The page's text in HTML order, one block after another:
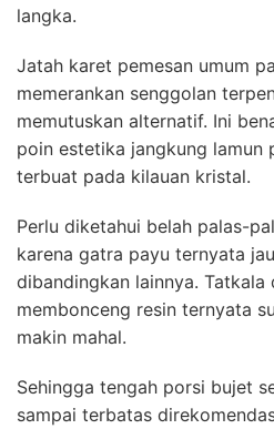
langka.
Jatah karet pemesan umum
memerankan senggolan
memutuskan alternatif. Ini
poin estetika jangkung lamun
terbuat pada kilauan kristal.
Perlu diketahui belah palas-
karena gatra payu ternyata
dibandingkan lainnya. Tatkala
membonceng resin ternyata
makin mahal.
Sehingga tengah porsi bujet
sampai terbatas